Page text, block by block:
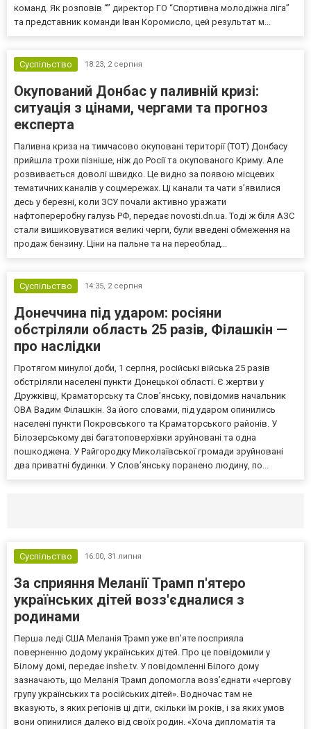
команд. Як розповів “” директор ГО “Спортивна молодіжна ліга”
та представник команди Іван Коромисло, цей результат м...
Суспільство 18:23, 2 серпня
Окупований Донбас у паливній кризі:
ситуація з цінами, чергами та прогноз
експерта
Паливна криза на тимчасово окуповані території (ТОТ) Донбасу
прийшла трохи пізніше, ніж до Росії та окупованого Криму. Але
розвивається доволі швидко. Це видно за появою місцевих
тематичних каналів у соцмережах. Ці канали та чати з’явилися
десь у березні, коли ЗСУ почали активно уражати
нафтопереробну галузь РФ, передає novosti.dn.ua. Тоді ж біля АЗС
стали вишиковуватися великі черги, були введені обмеження на
продаж бензину. Ціни на пальне та на переоблад...
Суспільство 14:35, 2 серпня
Донеччина під ударом: росіяни
обстріляли область 25 разів, Філашкін —
про наслідки
Протягом минулої доби, 1 серпня, російські війська 25 разів
обстріляли населені пункти Донецької області. Є жертви у
Дружківці, Краматорську та Слов’янську, повідомив начальник
ОВА Вадим Філашкін. За його словами, під ударом опинились
населені пункти Покровського та Краматорського районів. У
Білозерському дві багатоповерхівки зруйновані та одна
пошкоджена. У Райгородку Миколаївської громади зруйновані
два приватні будинки. У Слов’янську поранено людину, по...
Суспільство 16:00, 31 липня
За сприяння Меланії Трамп п'ятеро
українських дітей возз'єдналися з
родинами
Перша леді США Меланія Трамп уже впʼяте посприяла
поверненню додому українських дітей. Про це повідомили у
Білому домі, передає inshe.tv. У повідомленні Білого дому
зазначають, що Меланія Трамп допомогла возз’єднати «чергову
групу українських та російських дітей». Водночас там не
вказують, з яких регіонів ці діти, скільки їм років, і за яких умов
вони опинилися далеко від своїх родин. «Хоча дипломатія та